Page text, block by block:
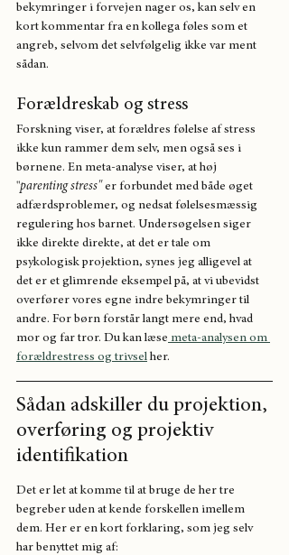
bekymringer i forvejen nager os, kan selv en
kort kommentar fra en kollega føles som et
angreb, selvom det selvfølgelig ikke var ment
sådan.
Forældreskab og stress
Forskning viser, at forældres følelse af stress
ikke kun rammer dem selv, men også ses i
børnene. En meta-analyse viser, at høj
"parenting stress" er forbundet med både øget
adfærdsproblemer, og nedsat følelsesmæssig
regulering hos barnet. Undersøgelsen siger
ikke direkte direkte, at det er tale om
psykologisk projektion, synes jeg alligevel at
det er et glimrende eksempel på, at vi ubevidst
overfører vores egne indre bekymringer til
andre. For børn forstår langt mere end, hvad
mor og far tror. Du kan læse meta-analysen om
forældrestress og trivsel her.
Sådan adskiller du projektion,
overføring og projektiv
identifikation
Det er let at komme til at bruge de her tre
begreber uden at kende forskellen imellem
dem. Her er en kort forklaring, som jeg selv
har benyttet mig af: